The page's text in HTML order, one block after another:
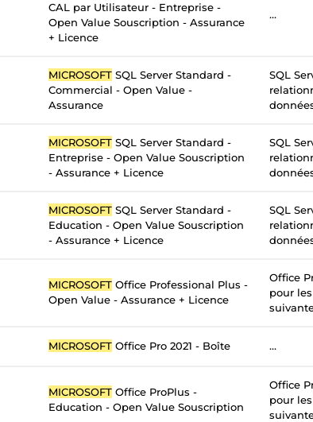
CAL par Utilisateur - Entreprise -
Open Value Souscription - Assurance
+ Licence
...
MICROSOFT SQL Server Standard -
Commercial - Open Value -
Assurance
SQL
MICROSOFT SQL Server Standard -
Entreprise - Open Value Souscription
- Assurance + Licence
SQL
MICROSOFT SQL Server Standard -
Education - Open Value Souscription
- Assurance + Licence
SQL
MICROSOFT Office Professional Plus -
Open Value - Assurance + Licence
Office
pour
MICROSOFT Office Pro 2021 - Boîte ...
MICROSOFT Office ProPlus -
Education - Open Value Souscription
Office
pour